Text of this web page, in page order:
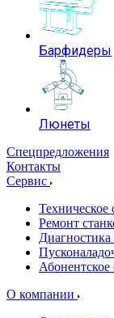
Барфидеры
Люнеты
Спецпредложения
Контакты
Сервис
Ремонт
О компании